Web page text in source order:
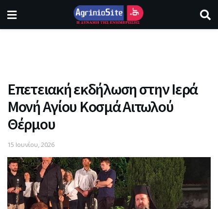
Επετειακή εκδήλωση στην Ιερά
Μονή Αγίου Κοσμά Αιτωλού
Θέρμου
15 Ιουνίου, 2026